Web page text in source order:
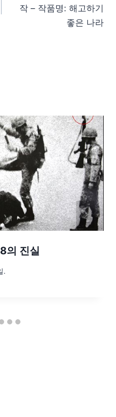
작 – 작품명: 해고하기
좋은 나라
의 진실
.